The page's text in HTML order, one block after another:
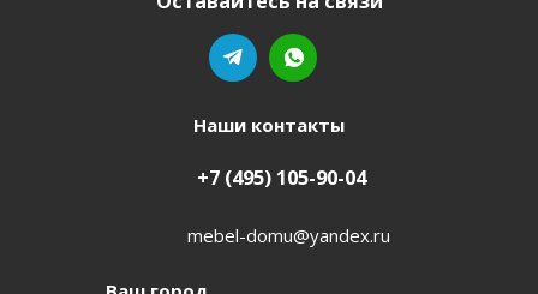
Наши контакты
+7 (495) 105-90-04
mebel-domu@yandex.ru